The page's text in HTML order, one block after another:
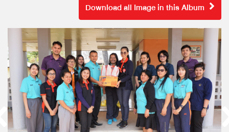
Download all Image in this Album